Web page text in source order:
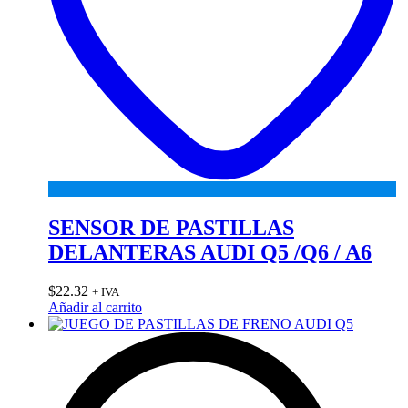
SENSOR DE PASTILLAS
DELANTERAS AUDI Q5 /Q6 / A6
$22.32 + IVA
Añadir al carrito